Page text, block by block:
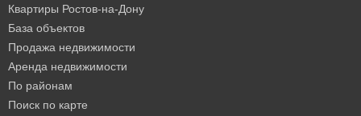
Квартиры Ростов-на-Дону
База объектов
Продажа недвижимости
Аренда недвижимости
По районам
Поиск по карте